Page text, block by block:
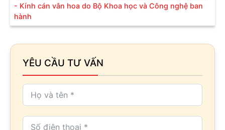
- Kính cán vân hoa do Bộ Khoa học và Công nghệ ban
hành
YÊU CẦU TƯ VẤN